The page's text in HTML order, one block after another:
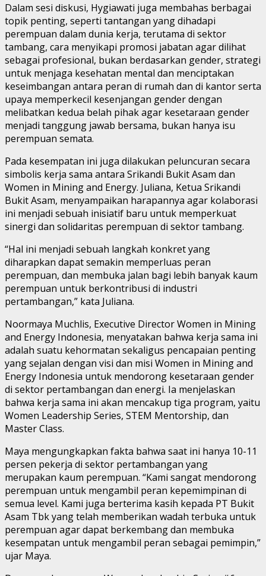
Dalam sesi diskusi, Hygiawati juga membahas berbagai
topik penting, seperti tantangan yang dihadapi
perempuan dalam dunia kerja, terutama di sektor
tambang, cara menyikapi promosi jabatan agar dilihat
sebagai profesional, bukan berdasarkan gender, strategi
untuk menjaga kesehatan mental dan menciptakan
keseimbangan antara peran di rumah dan di kantor serta
upaya memperkecil kesenjangan gender dengan
melibatkan kedua belah pihak agar kesetaraan gender
menjadi tanggung jawab bersama, bukan hanya isu
perempuan semata.
Pada kesempatan ini juga dilakukan peluncuran secara
simbolis kerja sama antara Srikandi Bukit Asam dan
Women in Mining and Energy. Juliana, Ketua Srikandi
Bukit Asam, menyampaikan harapannya agar kolaborasi
ini menjadi sebuah inisiatif baru untuk memperkuat
sinergi dan solidaritas perempuan di sektor tambang.
“Hal ini menjadi sebuah langkah konkret yang
diharapkan dapat semakin memperluas peran
perempuan, dan membuka jalan bagi lebih banyak kaum
perempuan untuk berkontribusi di industri
pertambangan,” kata Juliana.
Noormaya Muchlis, Executive Director Women in Mining
and Energy Indonesia, menyatakan bahwa kerja sama ini
adalah suatu kehormatan sekaligus pencapaian penting
yang sejalan dengan visi dan misi Women in Mining and
Energy Indonesia untuk mendorong kesetaraan gender
di sektor pertambangan dan energi. Ia menjelaskan
bahwa kerja sama ini akan mencakup tiga program, yaitu
Women Leadership Series, STEM Mentorship, dan
Master Class.
Maya mengungkapkan fakta bahwa saat ini hanya 10-11
persen pekerja di sektor pertambangan yang
merupakan kaum perempuan. “Kami sangat mendorong
perempuan untuk mengambil peran kepemimpinan di
semua level. Kami juga berterima kasih kepada PT Bukit
Asam Tbk yang telah memberikan wadah terbuka untuk
perempuan agar dapat berkembang dan membuka
kesempatan untuk mengambil peran sebagai pemimpin,”
ujar Maya.